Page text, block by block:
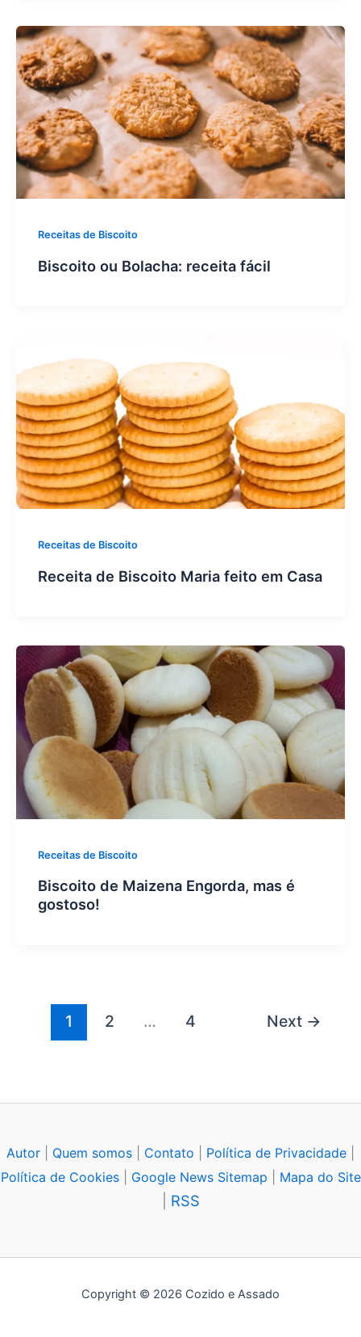
Receitas de Biscoito
Biscoito ou Bolacha: receita fácil
Receitas de Biscoito
Receita de Biscoito Maria feito em Casa
Receitas de Biscoito
Biscoito de Maizena Engorda, mas é
gostoso!
1 2 … 4 Next →
Autor Quem somos Contato Política de Privacidade
Política de Cookies| Google News Sitemap Mapa do Site
RSS
Copyright © 2026 Cozido e Assado